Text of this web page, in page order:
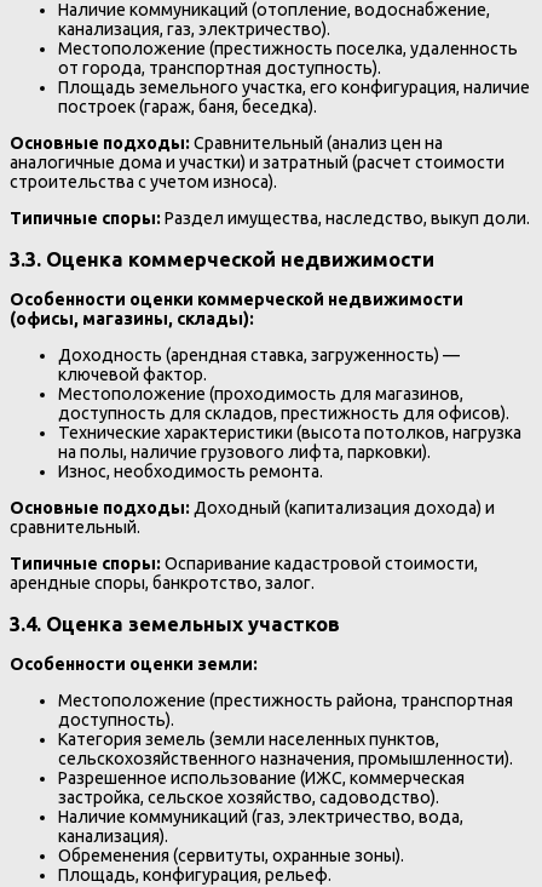
Наличие коммуникаций (отопление, водоснабжение,
канализация, газ, электричество).
Местоположение (престижность поселка, удаленность
от города, транспортная доступность).
Площадь земельного участка, его конфигурация, наличие
построек (гараж, баня, беседка).
Основные подходы:Сравнительный (анализ цен на
аналогичные дома и участки) и затратный (расчет стоимости
строительства с учетом износа).
Типичные споры:Раздел имущества, наследство, выкуп доли.
3.3. Оценка коммерческой недвижимости
Особенности оценки коммерческой недвижимости
(офисы, магазины, склады):
Доходность (арендная ставка, загруженность) —
ключевой фактор.
Местоположение (проходимость для магазинов,
доступность для складов, престижность для офисов).
Технические характеристики (высота потолков, нагрузка
на полы, наличие грузового лифта, парковки).
Износ, необходимость ремонта.
Основные подходы: Доходный (капитализация дохода) и
сравнительный.
Типичные споры:Оспаривание кадастровой стоимости,
арендные споры, банкротство, залог.
3.4. Оценка земельных участков
Особенности оценки земли:
Местоположение (престижность района, транспортная
доступность).
Категория земель (земли населенных пунктов,
сельскохозяйственного назначения, промышленности).
Разрешенное использование (ИЖС, коммерческая
застройка, сельское хозяйство, садоводство).
Наличие коммуникаций (газ, электричество, вода,
канализация).
Обременения (сервитуты, охранные зоны).
Площадь, конфигурация, рельеф.